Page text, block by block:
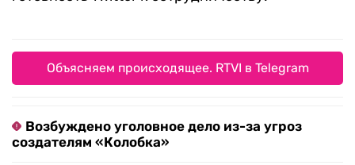
Объясняем происходящее. RTVI в Telegram
Возбуждено уголовное дело из-за угроз
создателям «Колобка»